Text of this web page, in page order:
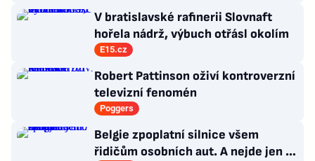
Tolasz
V bratislavské rafinerii Slovnaft
hořela nádrž, výbuch otřásl okolím
E15.cz
Robert Pattinson oživí kontroverzní
televizní fenomén
Poggers
Belgie zpoplatní silnice všem
řidičům osobních aut. A nejde jen o